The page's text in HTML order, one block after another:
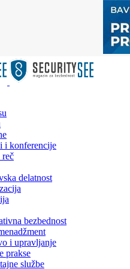
i konferencije
reč
delatnost
bezbednost
i upravljanje
prakse
službe